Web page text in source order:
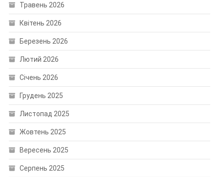
Травень 2026
Квітень 2026
Березень 2026
Лютий 2026
Січень 2026
Грудень 2025
Листопад 2025
Жовтень 2025
Вересень 2025
Серпень 2025